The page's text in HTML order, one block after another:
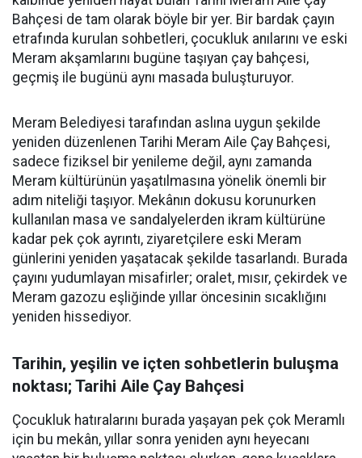
Bahçesi de tam olarak böyle bir yer. Bir bardak çayın
etrafında kurulan sohbetleri, çocukluk anılarını ve eski
Meram akşamlarını bugüne taşıyan çay bahçesi,
geçmiş ile bugünü aynı masada buluşturuyor.
Meram Belediyesi tarafından aslına uygun şekilde
yeniden düzenlenen Tarihi Meram Aile Çay Bahçesi,
sadece fiziksel bir yenileme değil, aynı zamanda
Meram kültürünün yaşatılmasına yönelik önemli bir
adım niteliği taşıyor. Mekânın dokusu korunurken
kullanılan masa ve sandalyelerden ikram kültürüne
kadar pek çok ayrıntı, ziyaretçilere eski Meram
günlerini yeniden yaşatacak şekilde tasarlandı. Burada
çayını yudumlayan misafirler; oralet, mısır, çekirdek ve
Meram gazozu eşliğinde yıllar öncesinin sıcaklığını
yeniden hissediyor.
Tarihin, yeşilin ve içten sohbetlerin buluşma
noktası; Tarihi Aile Çay Bahçesi
Çocukluk hatıralarını burada yaşayan pek çok Meramlı
için bu mekân, yıllar sonra yeniden aynı heyecanı